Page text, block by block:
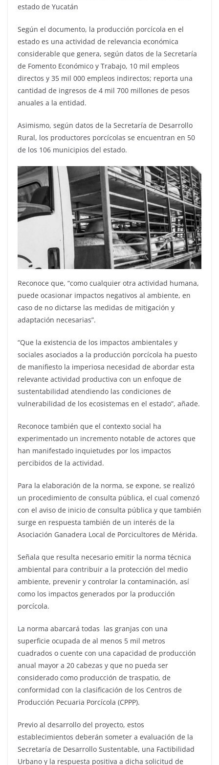
estado de Yucatán
Según el documento, la producción porcícola en el
estado es una actividad de relevancia económica
considerable que genera, según datos de la Secretaría
de Fomento Económico y Trabajo, 10 mil empleos
directos y 35 mil 000 empleos indirectos; reporta una
cantidad de ingresos de 4 mil 700 millones de pesos
anuales a la entidad.
Asimismo, según datos de la Secretaría de Desarrollo
Rural, los productores porcícolas se encuentran en 50
de los 106 municipios del estado.
Reconoce que, “como cualquier otra actividad humana,
puede ocasionar impactos negativos al ambiente, en
caso de no dictarse las medidas de mitigación y
adaptación necesarias”.
“Que la existencia de los impactos ambientales y
sociales asociados a la producción porcícola ha puesto
de manifiesto la imperiosa necesidad de abordar esta
relevante actividad productiva con un enfoque de
sustentabilidad atendiendo las condiciones de
vulnerabilidad de los ecosistemas en el estado”, añade.
Reconoce también que el contexto social ha
experimentado un incremento notable de actores que
han manifestado inquietudes por los impactos
percibidos de la actividad.
Para la elaboración de la norma, se expone, se realizó
un procedimiento de consulta pública, el cual comenzó
con el aviso de inicio de consulta pública y que también
surge en respuesta también de un interés de la
Asociación Ganadera Local de Porcicultores de Mérida.
Señala que resulta necesario emitir la norma técnica
ambiental para contribuir a la protección del medio
ambiente, prevenir y controlar la contaminación, así
como los impactos generados por la producción
porcícola.
La norma abarcará todas las granjas con una
superficie ocupada de al menos 5 mil metros
cuadrados o cuente con una capacidad de producción
anual mayor a 20 cabezas y que no pueda ser
considerado como producción de traspatio, de
conformidad con la clasificación de los Centros de
Producción Pecuaria Porcícola (CPPP).
Previo al desarrollo del proyecto, estos
establecimientos deberán someter a evaluación de la
Secretaría de Desarrollo Sustentable, una Factibilidad
Urbano y la respuesta positiva a dicha solicitud de